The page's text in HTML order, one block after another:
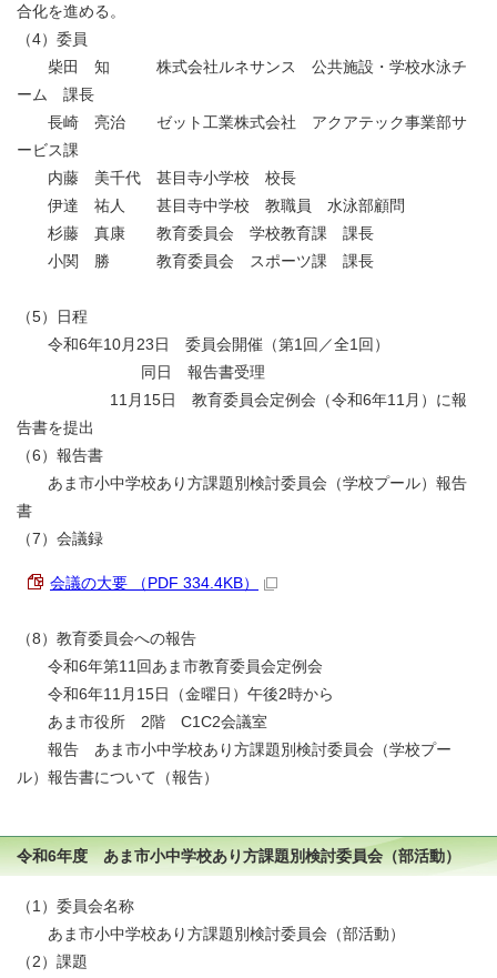
合化を進める。
（4）委員
柴田 知 株式会社ルネサンス 公共施設・学校水泳チ
ーム 課長
長崎 亮治 ゼット工業株式会社 アクアテック事業部サ
ービス課
内藤 美千代 甚目寺小学校 校長
伊達 祐人 甚目寺中学校 教職員 水泳部顧問
杉藤 真康 教育委員会 学校教育課 課長
小関 勝 教育委員会 スポーツ課 課長
（5）日程
令和6年10月23日 委員会開催（第1回／全1回）
同日 報告書受理
11月15日 教育委員会定例会（令和6年11月）に報
告書を提出
（6）報告書
あま市小中学校あり方課題別検討委員会（学校プール）報告
書
（7）会議録
会議の大要 （PDF 334.4KB）
（8）教育委員会への報告
令和6年第11回あま市教育委員会定例会
令和6年11月15日（金曜日）午後2時から
あま市役所 2階 C1C2会議室
報告 あま市小中学校あり方課題別検討委員会（学校プー
ル）報告書について（報告）
令和6年度 あま市小中学校あり方課題別検討委員会（部活動）
（1）委員会名称
あま市小中学校あり方課題別検討委員会（部活動）
（2）課題